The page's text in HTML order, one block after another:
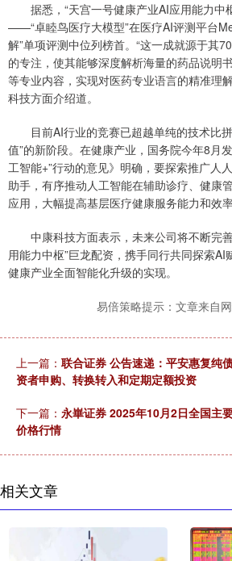
据悉，“天宫一号健康产业AI应用能力中
——“卓睦鸟医疗大模型”在医疗AI评测平台
解”单项评测中位列榜首。“这一成就源于其
的专注，使其能够深度解析海量的药品说明
等专业内容，实现对医药专业语言的精准理
科技方面介绍道。
目前AI行业的竞赛已超越单纯的技术比拼
值”的新阶段。在健康产业，国务院今年8月
工智能+”行动的意见》明确，要探索推广人
助手，有序推动人工智能在辅助诊疗、健康
应用，大幅提高基层医疗健康服务能力和效率
中康科技方面表示，未来公司将不断完
用能力中枢”巨龙配资，携手同行共同探索AI
健康产业全面智能化升级的实现。
易倍策略提示：文章来自
上一篇： 联合证券 公告速递：平安惠复纯
资者申购、转换转入和定期定额投资
下一篇： 永崋证券 2025年10月2日全国主
价格行情
相关文章